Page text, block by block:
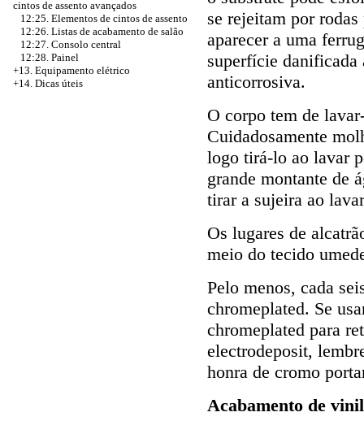
cintos de assento avançados
12:25. Elementos de cintos de assento
12:26. Listas de acabamento de salão
12:27. Consolo central
12:28. Painel
+13. Equipamento elétrico
+14. Dicas úteis
se rejeitam por
aparecer a uma
superfície danificada
anticorrosiva.
O corpo tem de
Cuidadosamente
logo tirá-lo ao lavar
grande montante de
tirar a sujeira ao
Os lugares de
meio do tecido
Pelo menos, cada
chromeplated. Se
chromeplated para
electrodeposit,
honra de cromo
Acabamento de vinil